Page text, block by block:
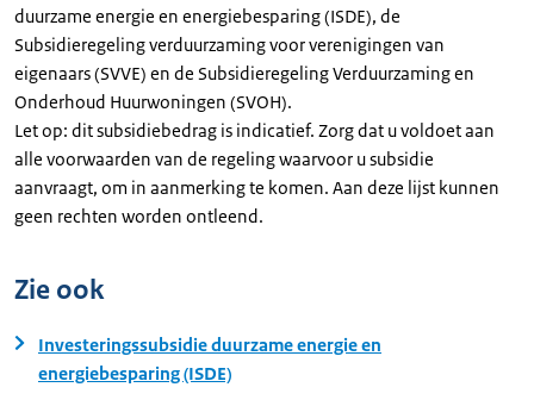
duurzame energie en energiebesparing (ISDE), de
Subsidieregeling verduurzaming voor verenigingen van
eigenaars (SVVE) en de Subsidieregeling Verduurzaming en
Onderhoud Huurwoningen (SVOH).
Let op: dit subsidiebedrag is indicatief. Zorg dat u voldoet aan
alle voorwaarden van de regeling waarvoor u subsidie
aanvraagt, om in aanmerking te komen. Aan deze lijst kunnen
geen rechten worden ontleend.
Zie ook
Investeringssubsidie duurzame energie en
energiebesparing (ISDE)